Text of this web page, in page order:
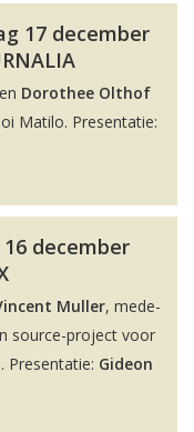
17 december
Dorothee Olthof
Matilo. Presentatie:
december
Muller, mede-
source-project voor
Presentatie: Gideon